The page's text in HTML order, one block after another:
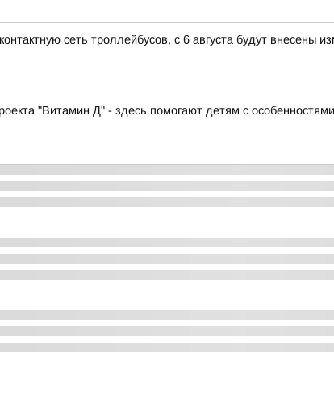
сеть троллейбусов, с 6 августа будут внесены
"Витамин Д" - здесь помогают детям с